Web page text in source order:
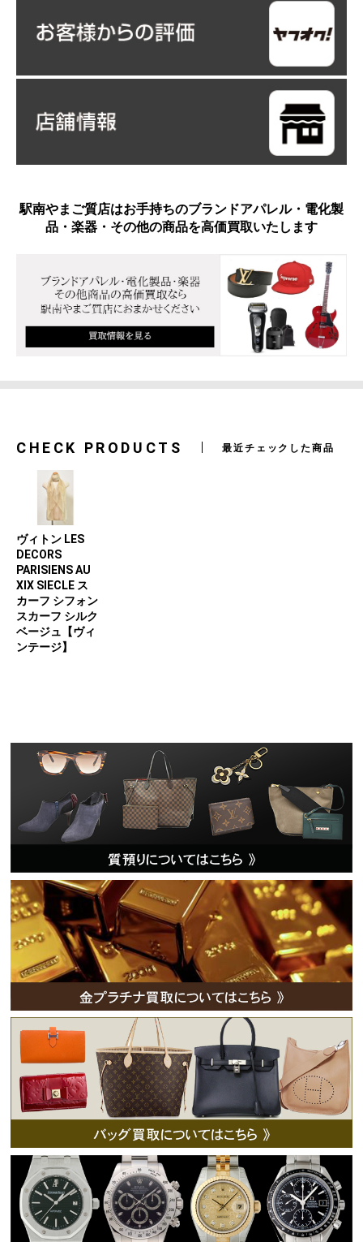
駅南やまご質店はお手持ちのブランドアパレル・電化製
品・楽器・その他の商品を高価買取いたします
CHECK PRODUCTS 最近チェックした商品
ヴィトン LES
DECORS
PARISIENS AU
XIX SIECLE ス
カーフ シフォン
スカーフ シルク
ベージュ【ヴィ
ンテージ】